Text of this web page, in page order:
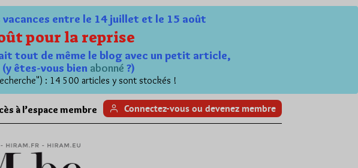
vacances entre le 14 juillet et le 15 août
pour la reprise
tout de même le blog avec un petit article,
êtes-vous bien abonné ?)
: 14 500 articles y sont stockés !
à l’espace membre Connectez-vous ou devenez membre